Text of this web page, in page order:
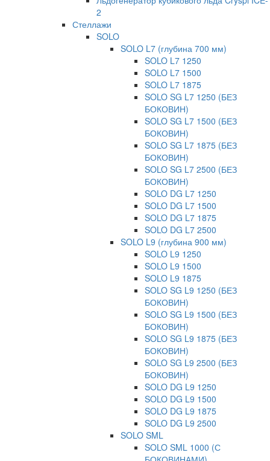
2
Стеллажи
SOLO
SOLO L7 (глубина 700 мм)
SOLO L7 1250
SOLO L7 1500
SOLO L7 1875
SOLO SG L7 1250 (БЕЗ
БОКОВИН)
SOLO SG L7 1500 (БЕЗ
БОКОВИН)
SOLO SG L7 1875 (БЕЗ
БОКОВИН)
SOLO SG L7 2500 (БЕЗ
БОКОВИН)
SOLO DG L7 1250
SOLO DG L7 1500
SOLO DG L7 1875
SOLO DG L7 2500
SOLO L9 (глубина 900 мм)
SOLO L9 1250
SOLO L9 1500
SOLO L9 1875
SOLO SG L9 1250 (БЕЗ
БОКОВИН)
SOLO SG L9 1500 (БЕЗ
БОКОВИН)
SOLO SG L9 1875 (БЕЗ
БОКОВИН)
SOLO SG L9 2500 (БЕЗ
БОКОВИН)
SOLO DG L9 1250
SOLO DG L9 1500
SOLO DG L9 1875
SOLO DG L9 2500
SOLO SML
SOLO SML 1000 (С